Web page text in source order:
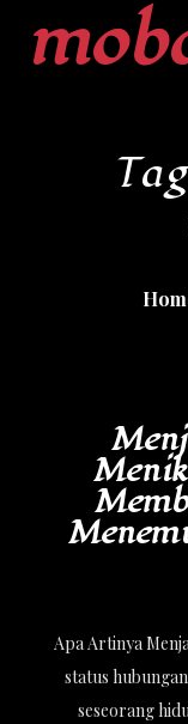
Apa Artinya
status
seseorang